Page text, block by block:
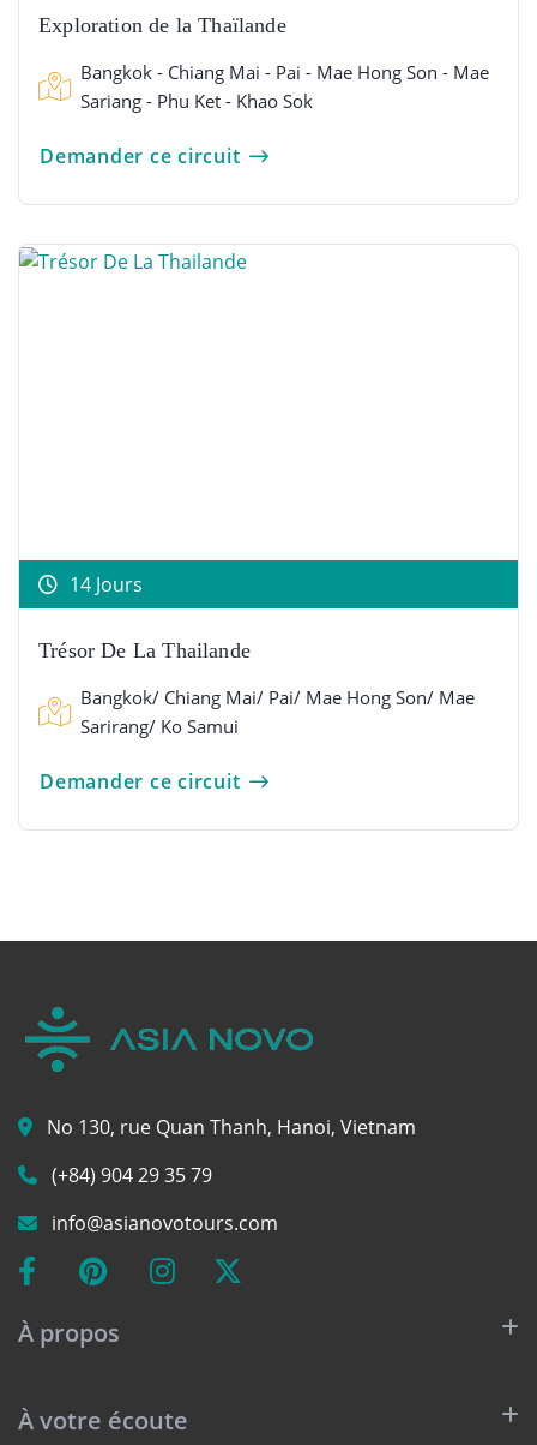
Exploration de la Thaïlande
Bangkok - Chiang Mai - Pai - Mae Hong Son - Mae
Sariang - Phu Ket - Khao Sok
Demander ce circuit
14 Jours
Trésor De La Thailande
Bangkok/ Chiang Mai/ Pai/ Mae Hong Son/ Mae
Sarirang/ Ko Samui
Demander ce circuit
No 130, rue Quan Thanh, Hanoi, Vietnam
(+84) 904 29 35 79
info@asianovotours.com
À propos
À votre écoute